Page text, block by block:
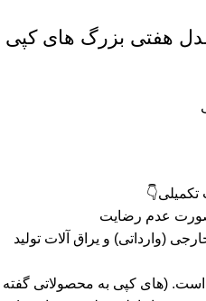
هفتی بزرگ های کپی
(وارداتی) و یراق آلات تولید
(های کپی به محصولاتی گفته